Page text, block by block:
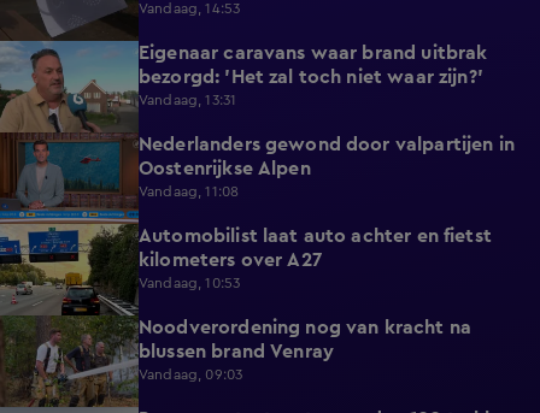
Vandaag, 14:53
2:14
Eigenaar caravans waar brand uitbrak
bezorgd: 'Het zal toch niet waar zijn?'
Vandaag, 13:31
0:34
Nederlanders gewond door valpartijen in
Oostenrijkse Alpen
Vandaag, 11:08
0:39
Automobilist laat auto achter en fietst
kilometers over A27
Vandaag, 10:53
1:14
Noodverordening nog van kracht na
blussen brand Venray
Vandaag, 09:03